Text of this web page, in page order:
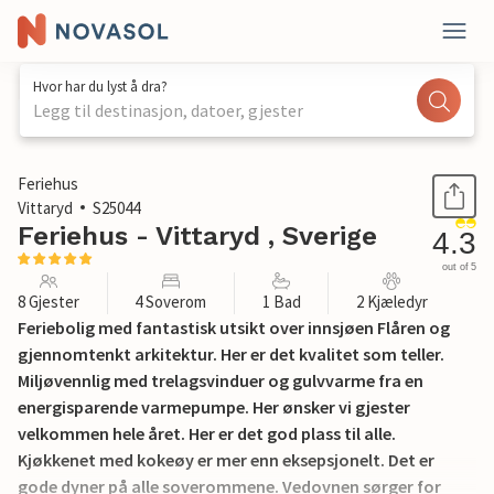
Hvor har du lyst å dra?
Legg til destinasjon, datoer, gjester
1 / 26
Feriehus
Vittaryd
S25044
Feriehus - Vittaryd , Sverige 4.3
out of 5
8 Gjester 4 Soverom 1 Bad 2 Kjæledyr
Feriebolig med fantastisk utsikt over innsjøen Flåren og
gjennomtenkt arkitektur. Her er det kvalitet som teller.
Miljøvennlig med trelagsvinduer og gulvvarme fra en
energisparende varmepumpe. Her ønsker vi gjester
velkommen hele året. Her er det god plass til alle.
Kjøkkenet med kokeøy er mer enn eksepsjonelt. Det er
gode dyner på alle soverommene. Vedovnen sørger for